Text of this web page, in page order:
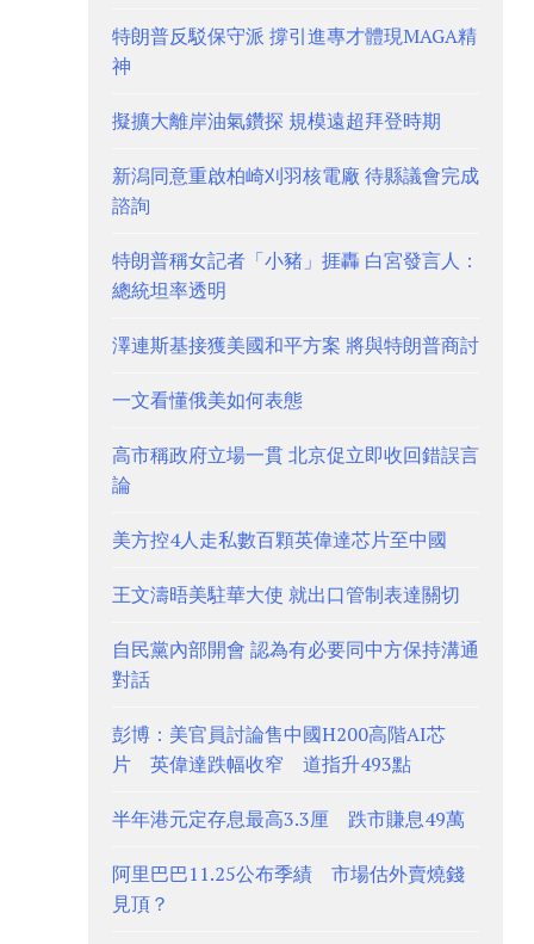
特朗普反駁保守派 撐引進專才體現MAGA精
神
擬擴大離岸油氣鑽探 規模遠超拜登時期
新潟同意重啟柏崎刈羽核電廠 待縣議會完成
諮詢
特朗普稱女記者「小豬」捱轟 白宮發言人：
總統坦率透明
澤連斯基接獲美國和平方案 將與特朗普商討
一文看懂俄美如何表態
高市稱政府立場一貫 北京促立即收回錯誤言
論
美方控4人走私數百顆英偉達芯片至中國
王文濤晤美駐華大使 就出口管制表達關切
自民黨內部開會 認為有必要同中方保持溝通
對話
彭博：美官員討論售中國H200高階AI芯
片 英偉達跌幅收窄 道指升493點
半年港元定存息最高3.3厘 跌市賺息49萬
阿里巴巴11.25公布季績 市場估外賣燒錢
見頂？